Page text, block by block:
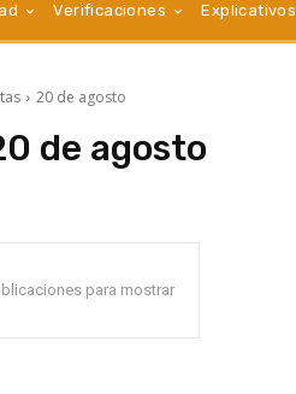
Verificaciones Explicativos
20 de agosto
de agosto
para mostrar